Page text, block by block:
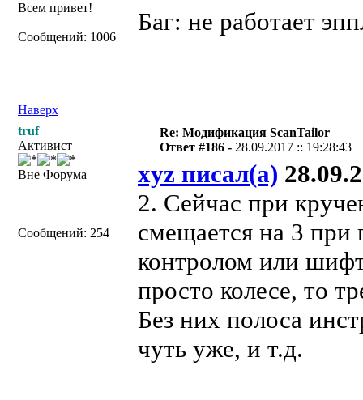
Всем привет!
Сообщений: 1006
Баг: не работает
Наверх
truf
Активист
Вне Форума
Сообщений: 254
Re: Модификация ScanTailor
Ответ #186 - 28.09.2017 :: 19:28:43
xyz писал(а)
2. Сейчас при
смещается на 3 при
контролом или
просто колесе, то
Без них полоса
чуть уже, и т.д.